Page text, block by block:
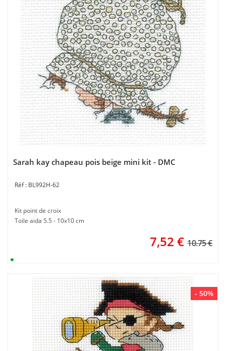
Sarah kay chapeau pois beige mini kit - DMC
BL992H-62
Kit point de croix
Toile aida 5.5 - 10x10 cm
7,52 € 10.75 €
- 50%